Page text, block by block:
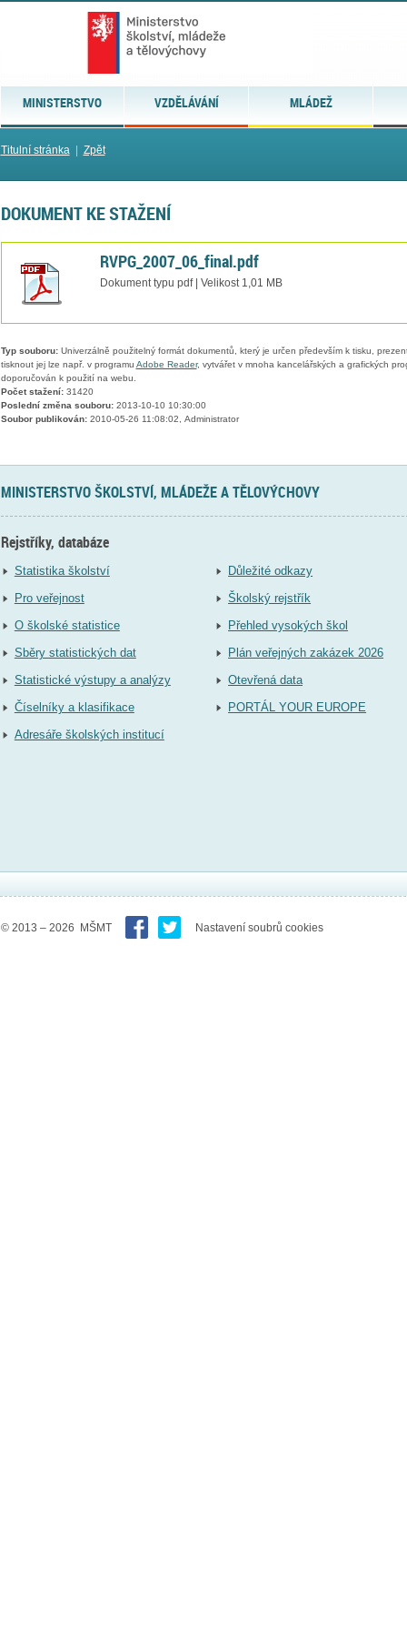
MINISTERSTVO VZDĚLÁVÁNÍ MLÁDEŽ
Titulní stránka| Zpět
DOKUMENT KE STAŽENÍ
RVPG_2007_06_final.pdf
Dokument typu pdf | Velikost 1,01 MB
Typ souboru:Univerzálně použitelný formát dokumentů, který je určen především k tisku,
tisknout jej lze např. v programu Adobe Reader, vytvářet v mnoha kancelářských a grafických
doporučován k použití na webu.
Počet stažení:31420
Poslední změna souboru:2013-10-10 10:30:00
Soubor publikován:2010-05-26 11:08:02, Administrator
MINISTERSTVO ŠKOLSTVÍ, MLÁDEŽE A TĚLOVÝCHOVY
Rejstříky, databáze
Statistika školství
Pro veřejnost
O školské statistice
Sběry statistických dat
Statistické výstupy a analýzy
Číselníky a klasifikace
Adresáře školských institucí
Důležité odkazy
Školský rejstřík
Přehled vysokých škol
Plán veřejných zakázek 2026
Otevřená data
PORTÁL YOUR EUROPE
© 2013 – 2026 MŠMT Nastavení soubrů cookies